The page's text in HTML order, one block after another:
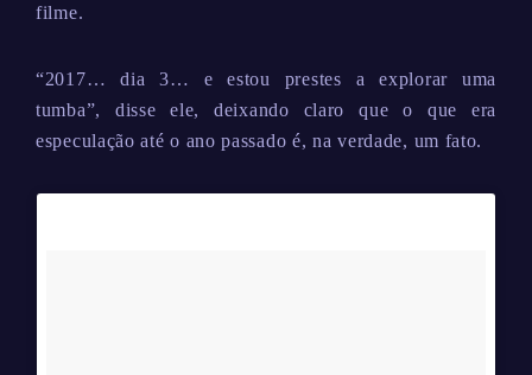
filme.
“2017… dia 3… e estou prestes a explorar uma
tumba”, disse ele, deixando claro que o que era
especulação até o ano passado é, na verdade, um fato.